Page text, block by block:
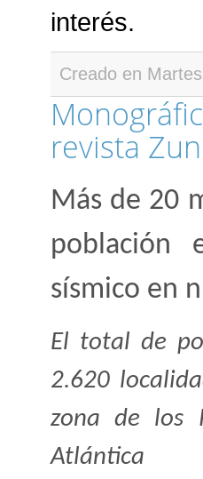
interés.
Creado en
revista
Más de 20
población
sísmico en
El total de
2.620
zona de los
Atlántica